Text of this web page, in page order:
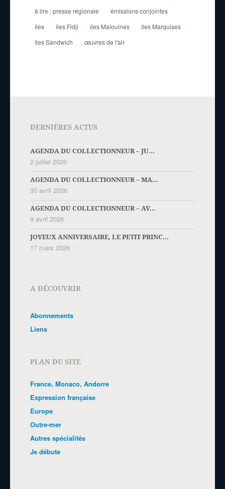
à lire ; presse régionale
émissions conjointes
îles
îles Fidji îles Malouines
îles Marquises
îles Sandwich
œuvres de l'air
DERNIÈRES ACTUS
AGENDA DU COLLECTIONNEUR – JU...
2 juillet 2026
AGENDA DU COLLECTIONNEUR – MA...
30 avril 2026
AGENDA DU COLLECTIONNEUR – AV...
9 avril 2026
JOYEUX ANNIVERSAIRE, LE PETIT PRINC...
17 mars 2026
A DÉCOUVRIR
Abonnements
Liens
PLAN DU SITE
France, Monaco, Andorre
Expression française
Europe
Outre-mer
Autres spécialités
Je débute